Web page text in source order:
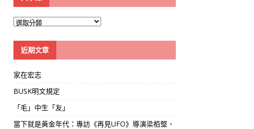
大
線
近期文章
家在宏志
BUSK明文規定
「毛」中生「友」
當下就是黃金年代：專訪《再見UFO》導演梁栢堅、